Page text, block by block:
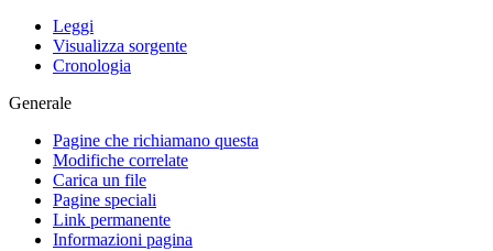
Leggi
Visualizza sorgente
Cronologia
Generale
Pagine che richiamano questa
Modifiche correlate
Carica un file
Pagine speciali
Link permanente
Informazioni pagina